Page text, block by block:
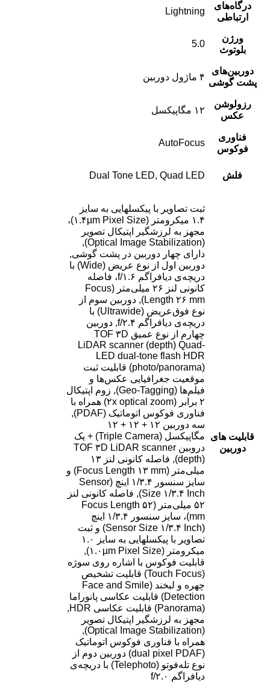
درگاه‌های
ارتباطی
Lightning
ورژن
بلوتوث
5.0
دوربین‌های
پشت گوشی
۴ ماژول دوربین
رزولوشن
عکس
۱۲ مگاپیکسل
فناوری
فوکوس
AutoFocus
فلش Dual Tone LED, Quad LED
قابلیت های
دوربین
ثبت تصاویر با پیکسل‎هایی به سایز
۱.۴ میکرومتر (۱.۴µm Pixel Size)،
مجهز به لرزشگیر اپتیکال تصویر
(Optical Image Stabilization),
دارای چهار دوربین در پشت گوشی,
دوربین اول از نوع عریض (Wide) با
دریچه‌ی دیافراگم f/۱.۶، فاصله
کانونی لنز ۲۶ میلی‌متر (Focus
Length ۲۶ mm), دوربین سوم از
نوع فوق‌عریض (Ultrawide) با
دریچه‌ی دیافراگم f/۲.۴, دوربین
چهارم از نوع عمیق TOF ۳D
LiDAR scanner (depth) Quad-
LED dual-tone flash HDR
(photo/panorama) قابلیت ثبت
موقعیت جغرافیایی عکس‌ها و
فیلم‌ها (Geo-Tagging), زوم اپتیکال
۲ برابر (۲x optical zoom) همراه با
فناوری فوکوس اتوماتیک (PDAF),
سه دوربین ۱۲ + ۱۲ + ۱۲
مگاپیکسل (Triple Camera) + یک
دروبین TOF ۳D LiDAR scanner
(depth), فاصله کانونی لنز ۱۳
میلی‌متر (Focus Length ۱۳ mm) و
سایز سنسور ۱/۳.۴ اینچ (Sensor
Size ۱/۳.۴ Inch), فاصله کانونی لنز
۵۲ میلی‌متر (Focus Length ۵۲
mm)، سایز سنسور ۱/۳.۴ اینچ
(Sensor Size ۱/۳.۴ Inch) و ثبت
تصاویر با پیکسل‎هایی به سایز ۱.۰
میکرومتر (۱.۰µm Pixel Size),
قابلیت فوکوس با اشاره روی سوژه
(Touch Focus) قابلیت تشخیص
چهره و لبخند (Face and Smile
Detection) قابلیت عکاسی پانوراما
(Panorama) قابلیت عکاسی HDR,
مجهز به لرزشگیر اپتیکال تصویر
(Optical Image Stabilization),
همراه با فناوری فوکوس اتوماتیک
(dual pixel PDAF) دوربین دوم از
نوع تله‌فوتو (Telephoto) با دریچه‌ی
دیافراگم f/۲.۰